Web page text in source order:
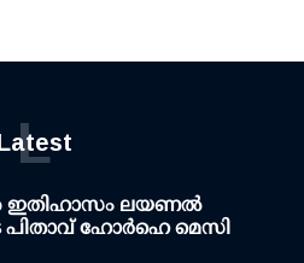
L
ലയണൽ
പിതാവ് ഹോർഹെ മെസി